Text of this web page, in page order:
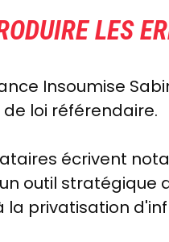
LES
Insoumise
loi référendaire.
écrivent
outil stratégique
la privatisation